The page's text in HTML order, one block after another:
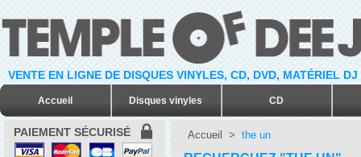
VENTE EN LIGNE DE DISQUES VINYLES, CD, DVD, MATÉRIEL
Accueil Disques vinyles CD
PAIEMENT SÉCURISÉ Accueil > the un